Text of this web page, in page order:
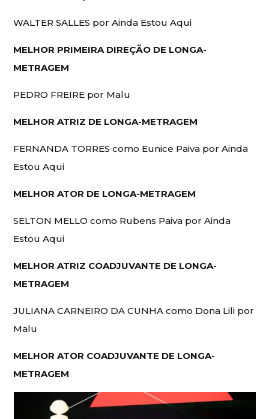
WALTER SALLES por Ainda Estou Aqui
MELHOR PRIMEIRA DIREÇÃO DE LONGA-
METRAGEM
PEDRO FREIRE por Malu
MELHOR ATRIZ DE LONGA-METRAGEM
FERNANDA TORRES como Eunice Paiva por Ainda
Estou Aqui
MELHOR ATOR DE LONGA-METRAGEM
SELTON MELLO como Rubens Paiva por Ainda
Estou Aqui
MELHOR ATRIZ COADJUVANTE DE LONGA-
METRAGEM
JULIANA CARNEIRO DA CUNHA como Dona Lili por
Malu
MELHOR ATOR COADJUVANTE DE LONGA-
METRAGEM